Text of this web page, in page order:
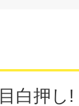
白押し!